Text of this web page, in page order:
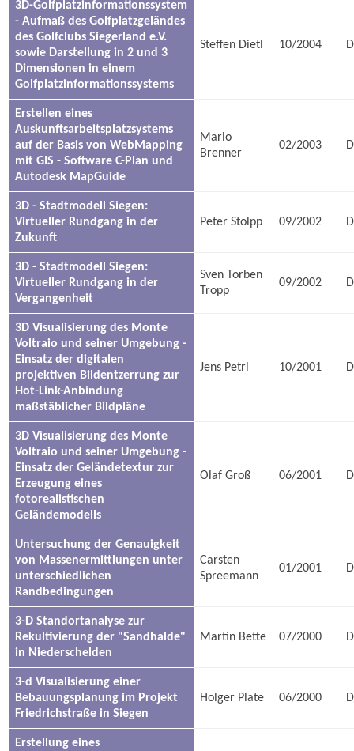
3D-Golfplatzinformationssystem
- Aufmaß des Golfplatzgeländes
des Golfclubs Siegerland e.V.
sowie Darstellung in 2 und 3
Dimensionen in einem
Golfplatzinformationssystems
Steffen Dietl 10/2004
Erstellen eines
Auskunftsarbeitsplatzsystems
auf der Basis von WebMapping
mit GIS - Software C-Plan und
Autodesk MapGuide
Mario
Brenner
02/2003
3D - Stadtmodell Siegen:
Virtueller Rundgang in der
Zukunft
Peter Stolpp 09/2002
3D - Stadtmodell Siegen:
Virtueller Rundgang in der
Vergangenheit
Sven Torben
Tropp
09/2002
3D Visualisierung des Monte
Voltraio und seiner Umgebung -
Einsatz der digitalen
projektiven Bildentzerrung zur
Hot-Link-Anbindung
maßstäblicher Bildpläne
Jens Petri 10/2001
3D Visualisierung des Monte
Voltraio und seiner Umgebung -
Einsatz der Geländetextur zur
Erzeugung eines
fotorealistischen
Geländemodells
Olaf Groß 06/2001
Untersuchung der Genauigkeit
von Massenermittlungen unter
unterschiedlichen
Randbedingungen
Carsten
Spreemann
01/2001
3-D Standortanalyse zur
Rekultivierung der "Sandhalde"
in Niederschelden
Martin Bette 07/2000
3-d Visualisierung einer
Bebauungsplanung im Projekt
Friedrichstraße in Siegen
Holger Plate 06/2000
Erstellung eines